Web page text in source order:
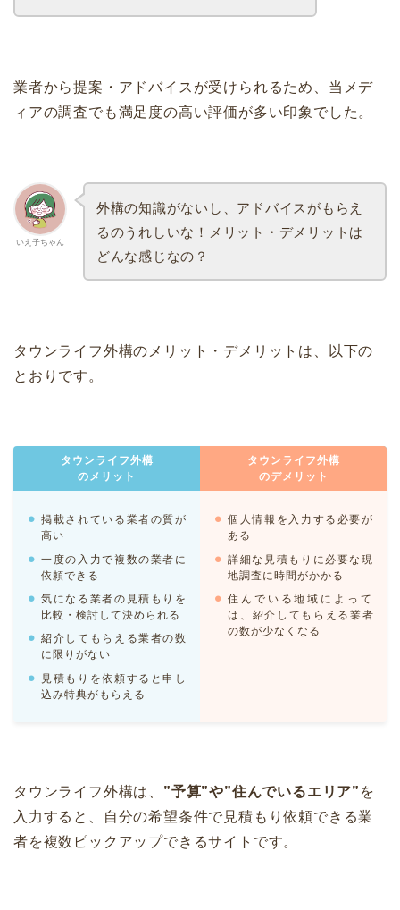
業者から提案・アドバイスが受けられるため、当メデ
ィアの調査でも満足度の高い評価が多い印象でした。
いえ子ちゃん
外構の知識がないし、アドバイスがもらえ
るのうれしいな！メリット・デメリットは
どんな感じなの？
タウンライフ外構のメリット・デメリットは、以下の
とおりです。
タウンライフ外構
のメリット
タウンライフ外構
のデメリット
掲載されている業者の質が
高い
一度の入力で複数の業者に
依頼できる
気になる業者の見積もりを
比較・検討して決められる
紹介してもらえる業者の数
に限りがない
見積もりを依頼すると申し
込み特典がもらえる
個人情報を入力する必要が
ある
詳細な見積もりに必要な現
地調査に時間がかかる
住んでいる地域によって
は、紹介してもらえる業者
の数が少なくなる
タウンライフ外構は、 ”予算”や”住んでいるエリア” を
入力すると、自分の希望条件で見積もり依頼できる業
者を複数ピックアップできるサイトです。